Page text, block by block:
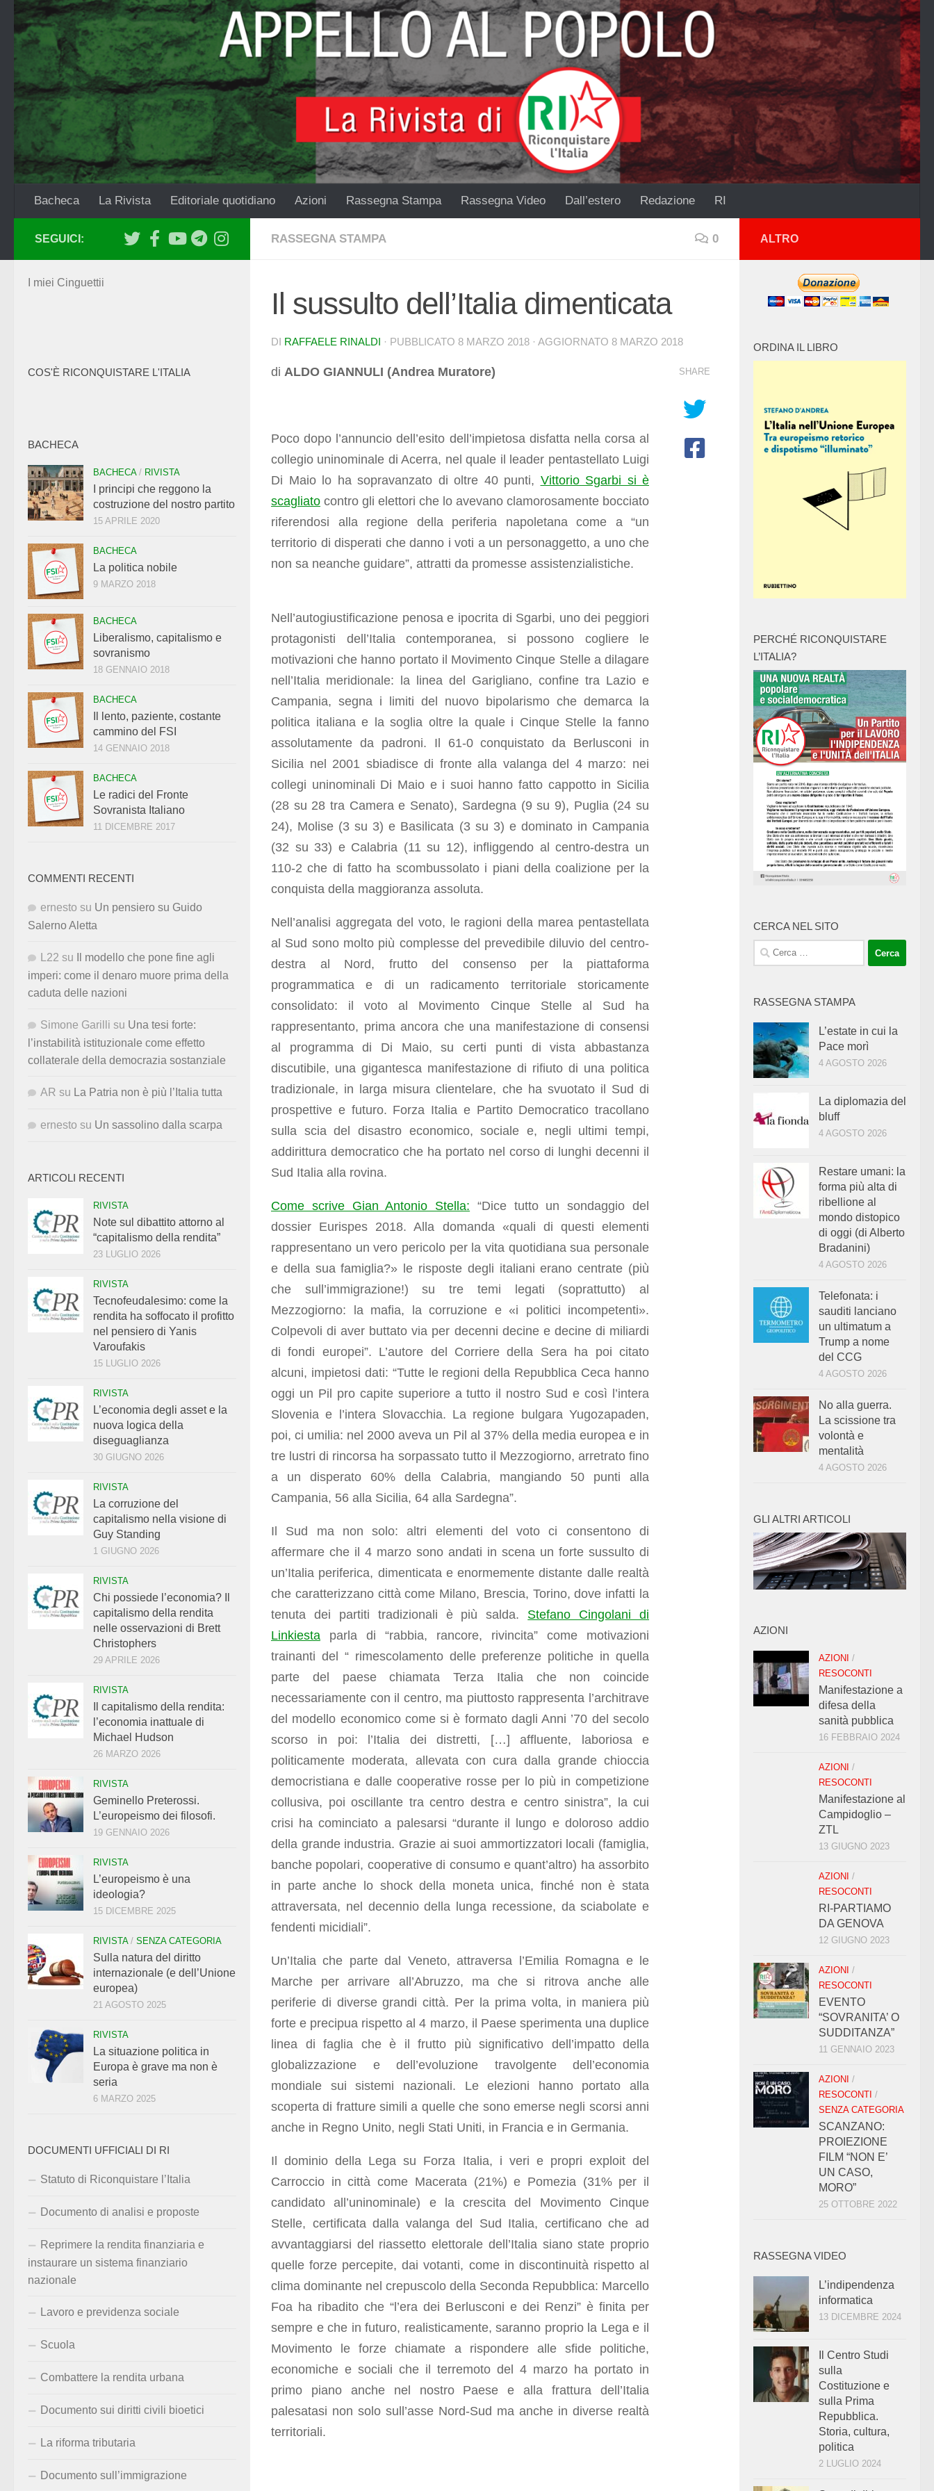
Salta al contenuto
Bacheca La Rivista Editoriale quotidiano Azioni Rassegna Stampa Rassegna Video Dall’estero Redazione RI
RASSEGNA STAMPA 0
Il sussulto dell’Italia dimenticata
DI RAFFAELE RINALDI · PUBBLICATO 8 MARZO 2018 · AGGIORNATO 8 MARZO 2018
di ALDO GIANNULI (Andrea Muratore)
Poco dopo l’annuncio dell’esito dell’impietosa disfatta nella corsa al
collegio uninominale di Acerra, nel quale il leader pentastellato Luigi
Di Maio lo ha sopravanzato di oltre 40 punti, Vittorio Sgarbi si è
scagliato contro gli elettori che lo avevano clamorosamente bocciato
riferendosi alla regione della periferia napoletana come a “un
territorio di disperati che danno i voti a un personaggetto, a uno che
non sa neanche guidare”, attratti da promesse assistenzialistiche.
Nell’autogiustificazione penosa e ipocrita di Sgarbi, uno dei peggiori
protagonisti dell’Italia contemporanea, si possono cogliere le
motivazioni che hanno portato il Movimento Cinque Stelle a dilagare
nell’Italia meridionale: la linea del Garigliano, confine tra Lazio e
Campania, segna i limiti del nuovo bipolarismo che demarca la
politica italiana e la soglia oltre la quale i Cinque Stelle la fanno
assolutamente da padroni. Il 61-0 conquistato da Berlusconi in
Sicilia nel 2001 sbiadisce di fronte alla valanga del 4 marzo: nei
collegi uninominali Di Maio e i suoi hanno fatto cappotto in Sicilia
(28 su 28 tra Camera e Senato), Sardegna (9 su 9), Puglia (24 su
24), Molise (3 su 3) e Basilicata (3 su 3) e dominato in Campania
(32 su 33) e Calabria (11 su 12), infliggendo al centro-destra un
110-2 che di fatto ha scombussolato i piani della coalizione per la
conquista della maggioranza assoluta.
Nell’analisi aggregata del voto, le ragioni della marea pentastellata
al Sud sono molto più complesse del prevedibile diluvio del centro-
destra al Nord, frutto del consenso per la piattaforma
programmatica e di un radicamento territoriale storicamente
consolidato: il voto al Movimento Cinque Stelle al Sud ha
rappresentanto, prima ancora che una manifestazione di consensi
al programma di Di Maio, su certi punti di vista abbastanza
discutibile, una gigantesca manifestazione di rifiuto di una politica
tradizionale, in larga misura clientelare, che ha svuotato il Sud di
prospettive e futuro. Forza Italia e Partito Democratico tracollano
sulla scia del disastro economico, sociale e, negli ultimi tempi,
addirittura democratico che ha portato nel corso di lunghi decenni il
Sud Italia alla rovina.
Come scrive Gian Antonio Stella: “Dice tutto un sondaggio del
dossier Eurispes 2018. Alla domanda «quali di questi elementi
rappresentano un vero pericolo per la vita quotidiana sua personale
e della sua famiglia?» le risposte degli italiani erano centrate (più
che sull’immigrazione!) su tre temi legati (soprattutto) al
Mezzogiorno: la mafia, la corruzione e «i politici incompetenti».
Colpevoli di aver buttato via per decenni decine e decine di miliardi
di fondi europei”. L’autore del Corriere della Sera ha poi citato
alcuni, impietosi dati: “Tutte le regioni della Repubblica Ceca hanno
oggi un Pil pro capite superiore a tutto il nostro Sud e così l’intera
Slovenia e l’intera Slovacchia. La regione bulgara Yugozapaden,
poi, ci umilia: nel 2000 aveva un Pil al 37% della media europea e in
tre lustri di rincorsa ha sorpassato tutto il Mezzogiorno, arretrato fino
a un disperato 60% della Calabria, mangiando 50 punti alla
Campania, 56 alla Sicilia, 64 alla Sardegna”.
Il Sud ma non solo: altri elementi del voto ci consentono di
affermare che il 4 marzo sono andati in scena un forte sussulto di
un’Italia periferica, dimenticata e enormemente distante dalle realtà
che caratterizzano città come Milano, Brescia, Torino, dove infatti la
tenuta dei partiti tradizionali è più salda. Stefano Cingolani di
Linkiesta parla di “rabbia, rancore, rivincita” come motivazioni
trainanti del “ rimescolamento delle preferenze politiche in quella
parte del paese chiamata Terza Italia che non coincide
necessariamente con il centro, ma piuttosto rappresenta l’architrave
del modello economico come si è formato dagli Anni ’70 del secolo
scorso in poi: l’Italia dei distretti, […] affluente, laboriosa e
politicamente moderata, allevata con cura dalla grande chioccia
democristiana e dalle cooperative rosse per lo più in competizione
collusiva, poi oscillante tra centro destra e centro sinistra”, la cui
crisi ha cominciato a palesarsi “durante il lungo e doloroso addio
della grande industria. Grazie ai suoi ammortizzatori locali (famiglia,
banche popolari, cooperative di consumo e quant’altro) ha assorbito
in parte anche lo shock della moneta unica, finché non è stata
attraversata, nel decennio della lunga recessione, da sciabolate e
fendenti micidiali”.
Un’Italia che parte dal Veneto, attraversa l’Emilia Romagna e le
Marche per arrivare all’Abruzzo, ma che si ritrova anche alle
periferie di diverse grandi città. Per la prima volta, in maniera più
forte e precipua rispetto al 4 marzo, il Paese sperimenta una duplice
linea di faglia che è il frutto più significativo dell’impatto della
globalizzazione e dell’evoluzione travolgente dell’economia
mondiale sui sistemi nazionali. Le elezioni hanno portato alla
scoperta di fratture simili a quelle che sono emerse negli scorsi anni
anche in Regno Unito, negli Stati Uniti, in Francia e in Germania.
Il dominio della Lega su Forza Italia, i veri e propri exploit del
Carroccio in città come Macerata (21%) e Pomezia (31% per il
candidato all’uninominale) e la crescita del Movimento Cinque
Stelle, certificata dalla valanga del Sud Italia, certificano che ad
avvantaggiarsi del riassetto elettorale dell’Italia siano state proprio
quelle forze percepite, dai votanti, come in discontinuità rispetto al
clima dominante nel crepuscolo della Seconda Repubblica: Marcello
Foa ha ribadito che “l’era dei Berlusconi e dei Renzi” è finita per
sempre e che in futuro, realisticamente, saranno proprio la Lega e il
Movimento le forze chiamate a rispondere alle sfide politiche,
economiche e sociali che il terremoto del 4 marzo ha portato in
primo piano anche nel nostro Paese e alla frattura dell’Italia
palesatasi non solo sull’asse Nord-Sud ma anche in diverse realtà
territoriali.
SHARE
SEGUICI:
I miei Cinguettii
COS'È RICONQUISTARE L'ITALIA
BACHECA
BACHECA/ RIVISTA
I principi che reggono la
costruzione del nostro partito
15 APRILE 2020
BACHECA
La politica nobile
9 MARZO 2018
BACHECA
Liberalismo, capitalismo e
sovranismo
18 GENNAIO 2018
BACHECA
Il lento, paziente, costante
cammino del FSI
14 GENNAIO 2018
BACHECA
Le radici del Fronte
Sovranista Italiano
11 DICEMBRE 2017
COMMENTI RECENTI
ernesto su Un pensiero su Guido
Salerno Aletta
L22 su
Il modello che pone fine agli
imperi: come il denaro muore prima della
caduta delle nazioni
Simone Garilli su Una tesi forte:
l’instabilità istituzionale come effetto
collaterale della democrazia sostanziale
AR su La Patria non è più l’Italia tutta
ernesto su Un sassolino dalla scarpa
ARTICOLI RECENTI
RIVISTA
Note sul dibattito attorno al
“capitalismo della rendita”
23 LUGLIO 2026
RIVISTA
Tecnofeudalesimo: come la
rendita ha soffocato il profitto
nel pensiero di Yanis
Varoufakis
15 LUGLIO 2026
RIVISTA
L’economia degli asset e la
nuova logica della
diseguaglianza
30 GIUGNO 2026
RIVISTA
La corruzione del
capitalismo nella visione di
Guy Standing
1 GIUGNO 2026
RIVISTA
Chi possiede l’economia? Il
capitalismo della rendita
nelle osservazioni di Brett
Christophers
29 APRILE 2026
RIVISTA
Il capitalismo della rendita:
l’economia inattuale di
Michael Hudson
26 MARZO 2026
RIVISTA
Geminello Preterossi.
L’europeismo dei filosofi.
19 GENNAIO 2026
RIVISTA
L’europeismo è una
ideologia?
15 DICEMBRE 2025
RIVISTA/ SENZA CATEGORIA
Sulla natura del diritto
internazionale (e dell’Unione
europea)
21 AGOSTO 2025
RIVISTA
La situazione politica in
Europa è grave ma non è
seria
6 MARZO 2025
DOCUMENTI UFFICIALI DI RI
Statuto di Riconquistare l’Italia
Documento di analisi e proposte
Reprimere la rendita finanziaria e
instaurare un sistema finanziario
nazionale
Lavoro e previdenza sociale
Scuola
Combattere la rendita urbana
Documento sui diritti civili bioetici
La riforma tributaria
Documento sull’immigrazione
ALTRO
ORDINA IL LIBRO
PERCHÉ RICONQUISTARE
L’ITALIA?
CERCA NEL SITO
Ricerca
per:
RASSEGNA STAMPA
L’estate in cui la
Pace morì
4 AGOSTO 2026
La diplomazia del
bluff
4 AGOSTO 2026
Restare umani: la
forma più alta di
ribellione al
mondo distopico
di oggi (di Alberto
Bradanini)
4 AGOSTO 2026
Telefonata: i
sauditi lanciano
un ultimatum a
Trump a nome
del CCG
4 AGOSTO 2026
No alla guerra.
La scissione tra
volontà e
mentalità
4 AGOSTO 2026
GLI ALTRI ARTICOLI
AZIONI
AZIONI /
RESOCONTI
Manifestazione a
difesa della
sanità pubblica
16 FEBBRAIO 2024
AZIONI /
RESOCONTI
Manifestazione al
Campidoglio –
ZTL
13 GIUGNO 2023
AZIONI /
RESOCONTI
RI-PARTIAMO
DA GENOVA
12 GIUGNO 2023
AZIONI /
RESOCONTI
EVENTO
“SOVRANITA’ O
SUDDITANZA”
11 GENNAIO 2023
AZIONI /
RESOCONTI /
SENZA CATEGORIA
SCANZANO:
PROIEZIONE
FILM “NON E’
UN CASO,
MORO”
25 OTTOBRE 2022
RASSEGNA VIDEO
L’indipendenza
informatica
13 DICEMBRE 2024
Il Centro Studi
sulla
Costituzione e
sulla Prima
Repubblica.
Storia, cultura,
politica
2 LUGLIO 2024